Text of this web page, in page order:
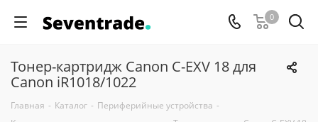
0
Тонер-картридж Canon C-EXV 18 для
Canon iR1018/1022
Главная - Каталог - Периферийные устройства -